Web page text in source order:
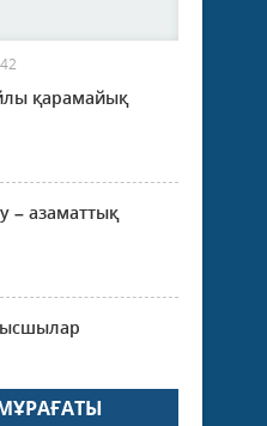
42
қарамайық
– азаматтық